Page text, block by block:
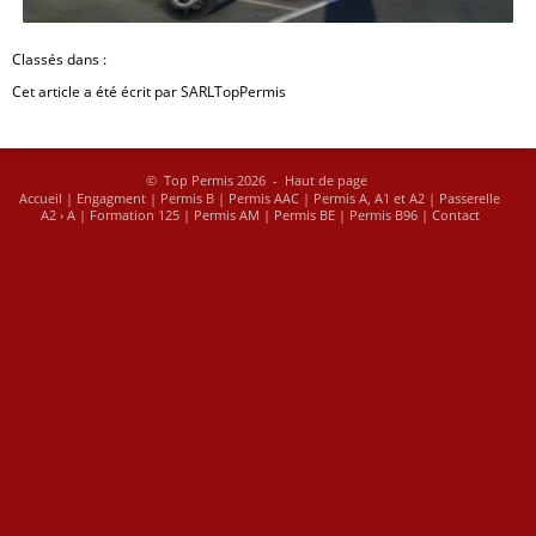
Procédé d’évaluation pour
chaque formation
Clas­sés dans :
Cet ar­ticle a été écrit par SARL­Top­Per­mis
© Top Permis 2026 - Haut de page
Accueil | Engagment | Permis B | Permis AAC | Permis A, A1 et A2 | Passerelle
A2 › A| Formation 125| Permis AM | Permis BE| Permis B96| Contact